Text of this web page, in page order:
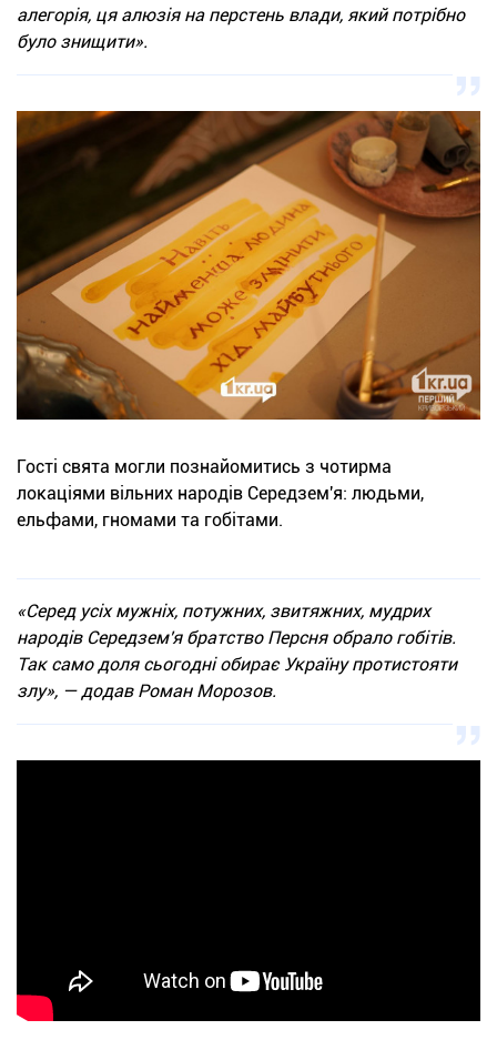
алегорія, ця алюзія на перстень влади, який потрібно
було знищити».
Гості свята могли познайомитись з чотирма
локаціями вільних народів Середзем'я: людьми,
ельфами, гномами та гобітами.
«Серед усіх мужніх, потужних, звитяжних, мудрих
народів Середзем'я братство Персня обрало гобітів.
Так само доля сьогодні обирає Україну протистояти
злу», — додав Роман Морозов.